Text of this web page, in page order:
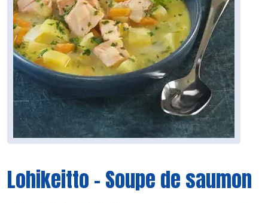
Lohikeitto – Soupe de saumon